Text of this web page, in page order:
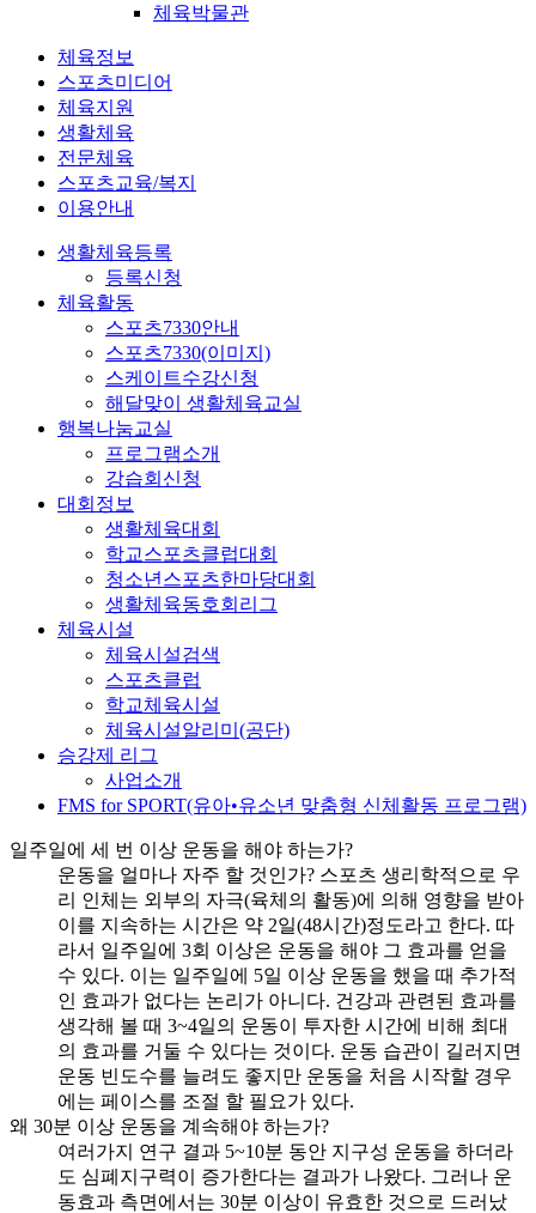
체육박물관
체육정보
스포츠미디어
체육지원
생활체육
전문체육
스포츠교육/복지
이용안내
생활체육등록
등록신청
체육활동
스포츠7330안내
스포츠7330(이미지)
스케이트수강신청
해달맞이 생활체육교실
행복나눔교실
프로그램소개
강습회신청
대회정보
생활체육대회
학교스포츠클럽대회
청소년스포츠한마당대회
생활체육동호회리그
체육시설
체육시설검색
스포츠클럽
학교체육시설
체육시설알리미(공단)
승강제 리그
사업소개
FMS for SPORT(유아•유소년 맞춤형 신체활동 프로그램)
일주일에 세 번 이상 운동을 해야 하는가?
운동을 얼마나 자주 할 것인가? 스포츠 생리학적으로 우
리 인체는 외부의 자극(육체의 활동)에 의해 영향을 받아
이를 지속하는 시간은 약 2일(48시간)정도라고 한다. 따
라서 일주일에 3회 이상은 운동을 해야 그 효과를 얻을
수 있다. 이는 일주일에 5일 이상 운동을 했을 때 추가적
인 효과가 없다는 논리가 아니다. 건강과 관련된 효과를
생각해 볼 때 3~4일의 운동이 투자한 시간에 비해 최대
의 효과를 거둘 수 있다는 것이다. 운동 습관이 길러지면
운동 빈도수를 늘려도 좋지만 운동을 처음 시작할 경우
에는 페이스를 조절 할 필요가 있다.
왜 30분 이상 운동을 계속해야 하는가?
여러가지 연구 결과 5~10분 동안 지구성 운동을 하더라
도 심폐지구력이 증가한다는 결과가 나왔다. 그러나 운
동효과 측면에서는 30분 이상이 유효한 것으로 드러났